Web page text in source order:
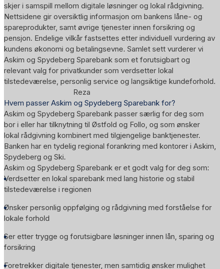
skjer i samspill mellom digitale løsninger og lokal rådgivning.
Nettsidene gir oversiktlig informasjon om bankens låne- og
spareprodukter, samt øvrige tjenester innen forsikring og
pensjon. Endelige vilkår fastsettes etter individuell vurdering av
kundens økonomi og betalingsevne. Samlet sett vurderer vi
Askim og Spydeberg Sparebank som et forutsigbart og
relevant valg for privatkunder som verdsetter lokal
tilstedeværelse, personlig service og langsiktige kundeforhold.
Reza
Hvem passer Askim og Spydeberg Sparebank for?
Askim og Spydeberg Sparebank passer særlig for deg som
bor i eller har tilknytning til Østfold og Follo, og som ønsker
lokal rådgivning kombinert med tilgjengelige banktjenester.
Banken har en tydelig regional forankring med kontorer i Askim,
Spydeberg og Ski.
Askim og Spydeberg Sparebank er et godt valg for deg som:
Verdsetter en lokal sparebank med lang historie og stabil
tilstedeværelse i regionen
Ønsker personlig oppfølging og rådgivning med forståelse for
lokale forhold
Ser etter trygge og forutsigbare løsninger innen lån, sparing og
forsikring
Foretrekker digitale tjenester, men samtidig ønsker mulighet